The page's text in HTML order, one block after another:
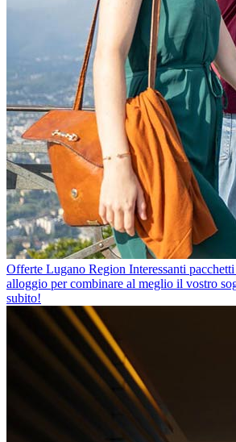
Offerte Lugano Region Interessanti
alloggio per combinare al meglio il vostro
subito!